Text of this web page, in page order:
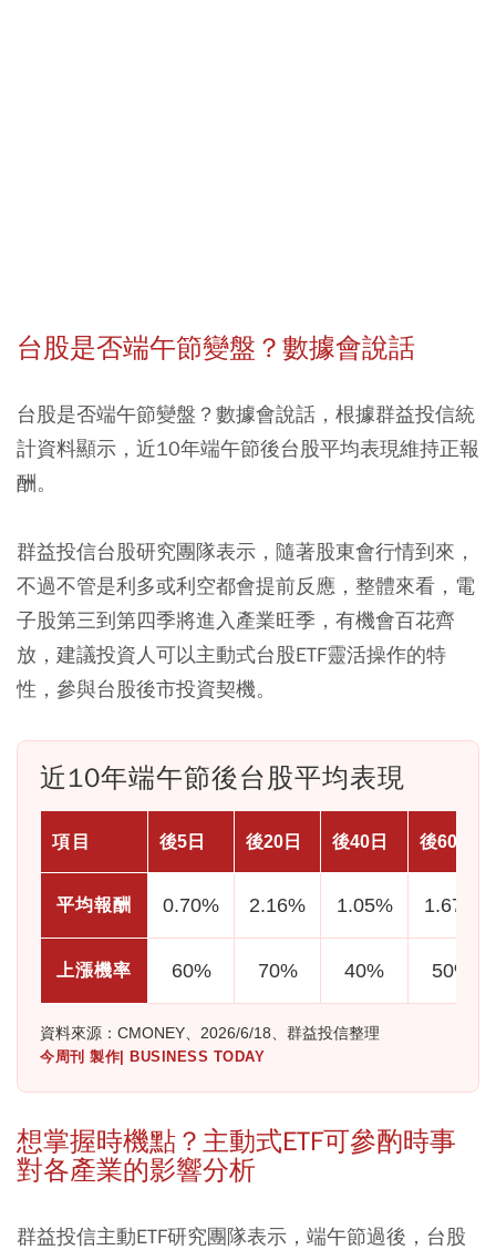
台股是否端午節變盤？數據會說話
台股是否端午節變盤？數據會說話，根據群益投信統
計資料顯示，近10年端午節後台股平均表現維持正報
酬。
群益投信台股研究團隊表示，隨著股東會行情到來，
不過不管是利多或利空都會提前反應，整體來看，電
子股第三到第四季將進入產業旺季，有機會百花齊
放，建議投資人可以主動式台股ETF靈活操作的特
性，參與台股後市投資契機。
近10年端午節後台股平均表現
項目 後5日 後20日 後40日 後60日
平均報酬 0.70% 2.16% 1.05% 1.67%
上漲機率 60% 70% 40% 50%
資料來源：CMONEY、2026/6/18、群益投信整理
今周刊 製作| BUSINESS TODAY
想掌握時機點？主動式ETF可參酌時事
對各產業的影響分析
群益投信主動ETF研究團隊表示，端午節過後，台股